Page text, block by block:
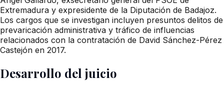
Extremadura y expresidente de la Diputación de Badajoz.
Los cargos que se investigan incluyen presuntos delitos de
prevaricación administrativa y tráfico de influencias
relacionados con la contratación de David Sánchez-Pérez
Castejón en 2017.
Desarrollo del juicio